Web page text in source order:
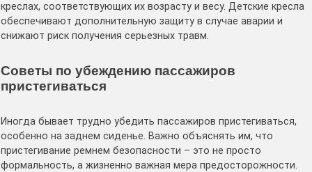
креслах, соответствующих их возрасту и весу. Детские кресла
обеспечивают дополнительную защиту в случае аварии и
снижают риск получения серьезных травм.
Советы по убеждению пассажиров
пристегиваться
Иногда бывает трудно убедить пассажиров пристегиваться,
особенно на заднем сиденье. Важно объяснять им, что
пристегивание ремнем безопасности – это не просто
формальность, а жизненно важная мера предосторожности.